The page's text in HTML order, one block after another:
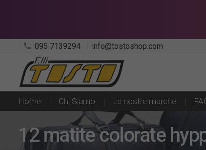
phone 095 7139294 info@tostoshop.com
Home Chi Siamo Le nostre marche
12 matite colorate